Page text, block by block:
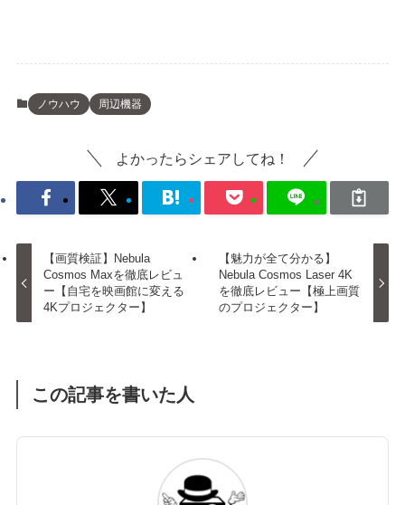
ノウハウ 周辺機器
よかったらシェアしてね！
【画質検証】Nebula
Cosmos Maxを徹底レビュ
ー【自宅を映画館に変える
4Kプロジェクター】
【魅力が全て分かる】
Nebula Cosmos Laser 4K
を徹底レビュー【極上画質
のプロジェクター】
この記事を書いた人